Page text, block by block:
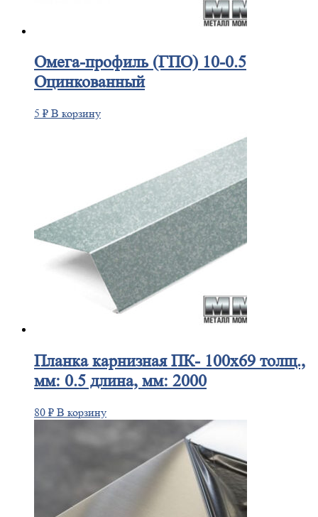
Омега-профиль(ГПО) 10-0.5
Оцинкованный
5 ₽ В корзину
Планкакарнизная ПК- 100х69 толщ.,
мм: 0.5 длина, мм: 2000
80 ₽ В корзину